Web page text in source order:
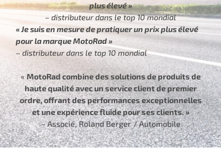
plus élevé »
– distributeur dans le top 10 mondial
« Je suis en mesure de pratiquer un prix plus élevé
pour la marque MotoRad »
– distributeur dans le top 10 mondial
« MotoRad combine des solutions de produits de
haute qualité avec un service client de premier
ordre, offrant des performances exceptionnelles
et une expérience fluide pour ses clients. »
–Associé, Roland Berger / Automobile